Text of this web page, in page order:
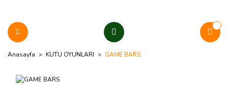
Anasayfa KUTU OYUNLARI GAME BARS